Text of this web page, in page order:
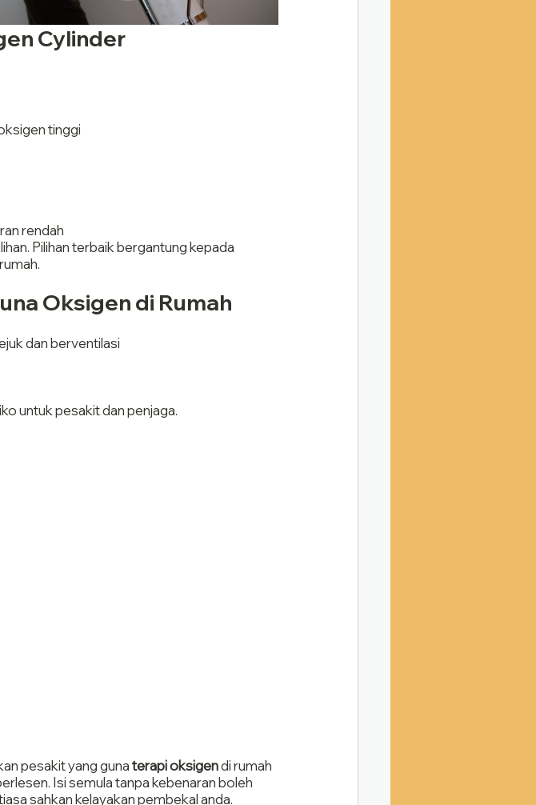
Cylinder
tinggi
rendah
Pilihan terbaik bergantung kepada
Oksigen di Rumah
dan berventilasi
untuk pesakit dan penjaga.
pesakit yang guna terapi oksigen di rumah
Isi semula tanpa kebenaran boleh
sahkan kelayakan pembekal anda.